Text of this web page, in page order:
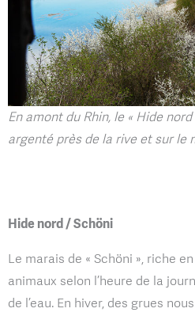
En amont du Rhin, le « Hide
argenté près de la rive et sur le
Hide nord / Schöni
Le marais de « Schöni », riche
animaux selon l’heure de la
de l’eau. En hiver, des grues